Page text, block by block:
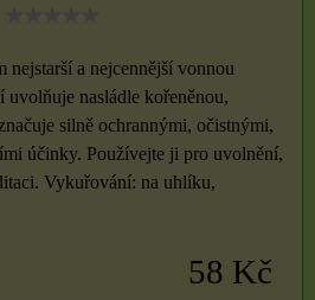
nejstarší a nejcennější vonnou
nasládle kořeněnou,
silně ochrannými, očistnými,
účinky. Používejte ji pro uvolnění,
Vykuřování: na uhlíku,
58 Kč